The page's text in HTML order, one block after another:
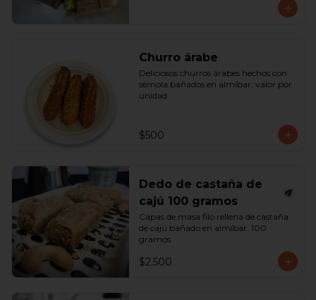
Churro árabe
Deliciosos churros árabes hechos con
sémola bañados en almíbar. valor por
unidad
$500
Dedo de castaña de
cajú 100 gramos
Capas de masa filo rellena de castaña
de cajú bañado en almíbar. 100
gramos
$2.500